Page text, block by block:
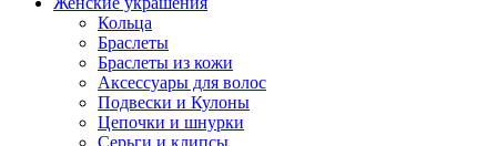
Кольца
Браслеты
Браслеты из кожи
Аксессуары для волос
Подвески и Кулоны
Цепочки и шнурки